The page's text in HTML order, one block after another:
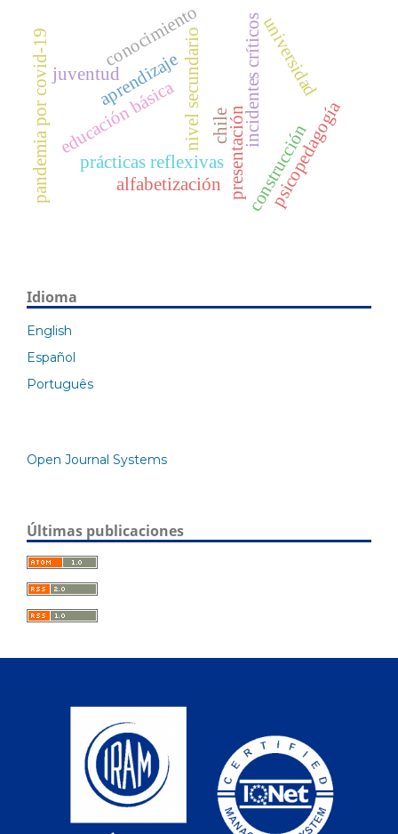
presentación
prácticas reflexivas
incidentes críticos
nivel secundario
educación básica
aprendizaje
conocimiento
construcción
universidad
psicopedagogía
pandemia por covid-19 chile
juventud
alfabetización
Idioma
English
Español
Português
Open Journal Systems
Últimas publicaciones